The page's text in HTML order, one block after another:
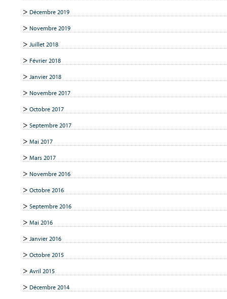
Décembre 2019
Novembre 2019
Juillet 2018
Février 2018
Janvier 2018
Novembre 2017
Octobre 2017
Septembre 2017
Mai 2017
Mars 2017
Novembre 2016
Octobre 2016
Septembre 2016
Mai 2016
Janvier 2016
Octobre 2015
Avril 2015
Décembre 2014